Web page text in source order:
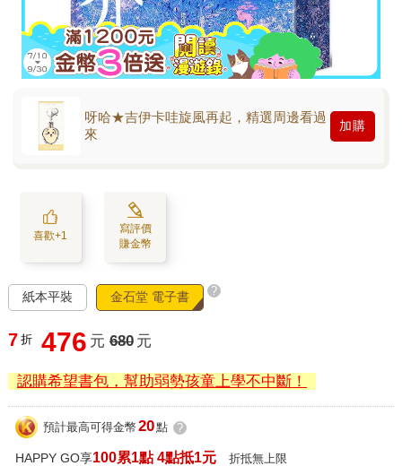
呀哈★吉伊卡哇旋風再起，精選周邊看過
來
加購
喜歡+1
寫評價
賺金幣
紙本平裝 金石堂 電子書 ?
7 折 476 元 680 元
認購希望書包，幫助弱勢孩童上學不中斷！
預計最高可得金幣 20點 ?
HAPPY GO享100累1點 4點抵1元 折抵無上限